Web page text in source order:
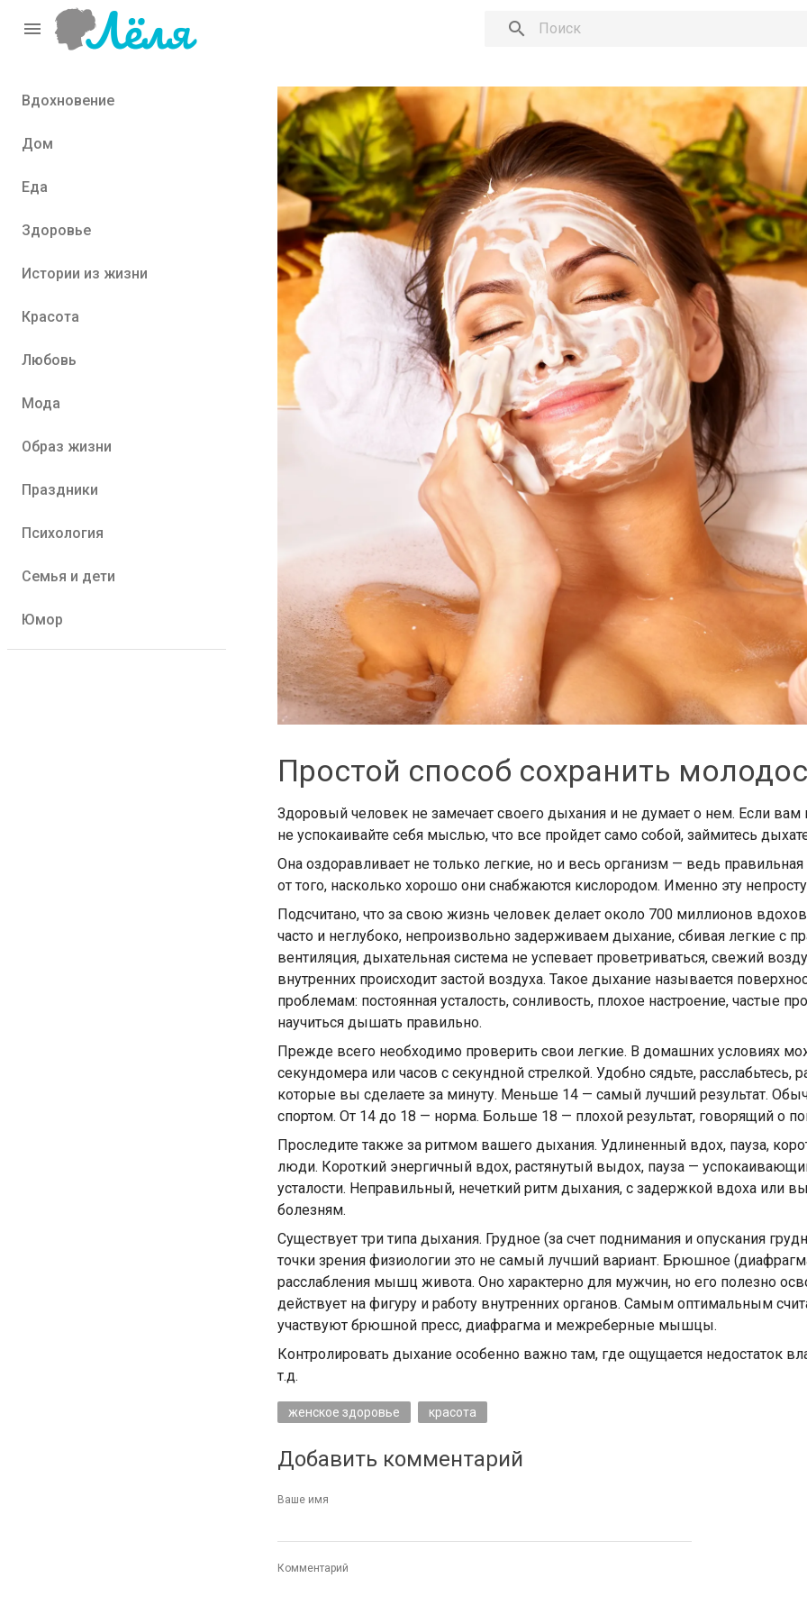
menu
Вдохновение
Дом
Еда
Здоровье
Истории из жизни
Красота
Любовь
Мода
Образ жизни
Праздники
Психология
Семья и дети
Юмор
Простой способ сохранить
Здоровый человек не замечает своего дыхания и не думает о нем. Если
не успокаивайте себя мыслью, что все пройдет само собой, займитесь
Она оздоравливает не только легкие, но и весь организм — ведь
от того, насколько хорошо они снабжаются кислородом. Именно эту
Подсчитано, что за свою жизнь человек делает около 700 миллионов
часто и неглубоко, непроизвольно задерживаем дыхание, сбивая легкие с
вентиляция, дыхательная система не успевает проветриваться, свежий
внутренних происходит застой воздуха. Такое дыхание называется
проблемам: постоянная усталость, сонливость, плохое настроение, частые
научиться дышать правильно.
Прежде всего необходимо проверить свои легкие. В домашних условиях
секундомера или часов с секундной стрелкой. Удобно сядьте, расслабьтесь,
которые вы сделаете за минуту. Меньше 14 — самый лучший результат.
спортом. От 14 до 18 — норма. Больше 18 — плохой результат, говорящий о
Проследите также за ритмом вашего дыхания. Удлиненный вдох, пауза,
люди. Короткий энергичный вдох, растянутый выдох, пауза —
усталости. Неправильный, нечеткий ритм дыхания, с задержкой вдоха или
болезням.
Существует три типа дыхания. Грудное (за счет поднимания и опускания
точки зрения физиологии это не самый лучший вариант. Брюшное
расслабления мышц живота. Оно характерно для мужчин, но его полезно
действует на фигуру и работу внутренних органов. Самым оптимальным
участвуют брюшной пресс, диафрагма и межреберные мышцы.
Контролировать дыхание особенно важно там, где ощущается недостаток
т.д.
женское здоровье красота
Добавить комментарий
Ваше имя
Комментарий